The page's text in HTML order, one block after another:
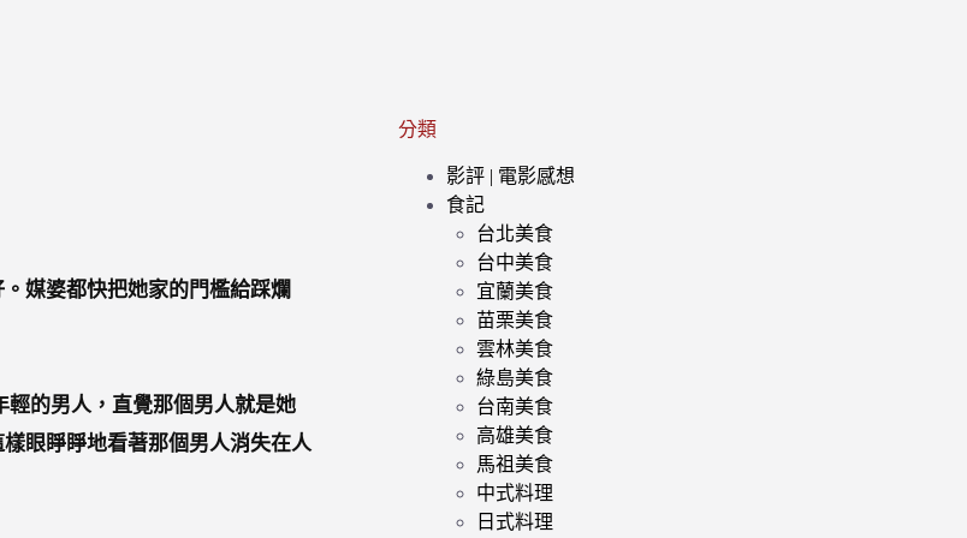
媒婆都快把她家的門檻給踩爛
的男人，直覺那個男人就是她
眼睜睜地看著那個男人消失在人
分類
影評 | 電影感想
食記
台北美食
台中美食
宜蘭美食
苗栗美食
雲林美食
綠島美食
台南美食
高雄美食
馬祖美食
中式料理
日式料理